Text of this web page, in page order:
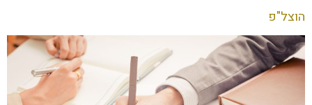
הוצל"פ